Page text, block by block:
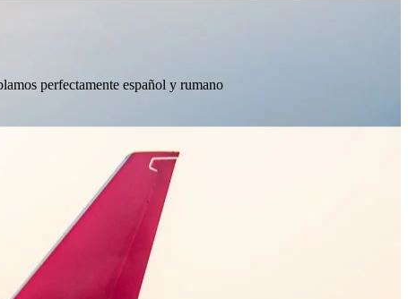
perfectamente español y rumano